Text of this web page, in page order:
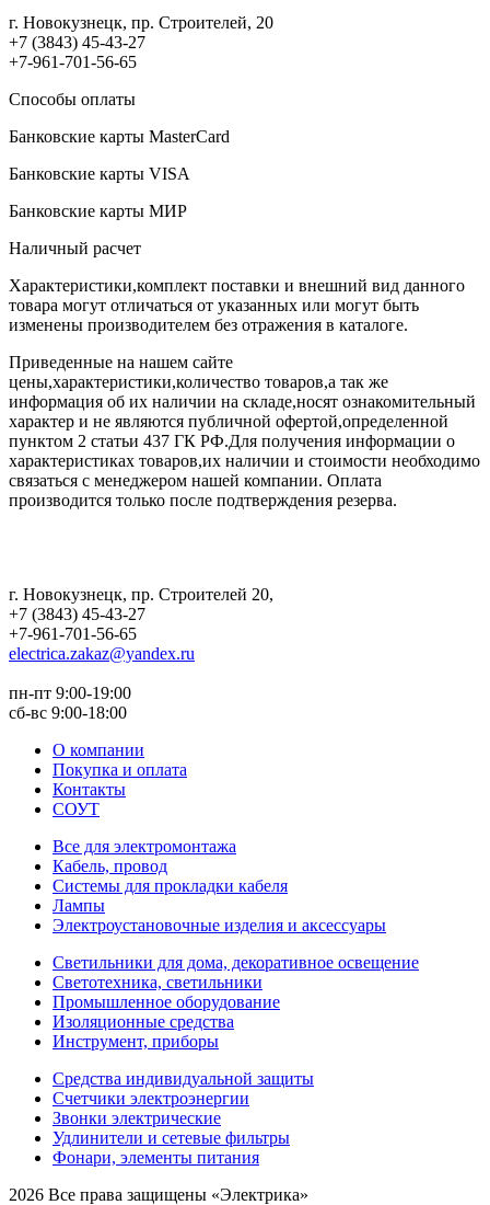
г. Новокузнецк, пр. Строителей, 20
+7 (3843) 45-43-27
+7-961-701-56-65
Способы оплаты
Банковские карты MasterCard
Банковские карты VISA
Банковские карты МИР
Наличный расчет
Характеристики,комплект поставки и внешний вид данного
товара могут отличаться от указанных или могут быть
изменены производителем без отражения в каталоге.
Приведенные на нашем сайте
цены,характеристики,количество товаров,а так же
информация об их наличии на складе,носят ознакомительный
характер и не являются публичной офертой,определенной
пунктом 2 статьи 437 ГК РФ.Для получения информации о
характеристиках товаров,их наличии и стоимости необходимо
связаться с менеджером нашей компании. Оплата
производится только после подтверждения резерва.
г. Новокузнецк, пр. Строителей 20,
+7 (3843) 45-43-27
+7-961-701-56-65
electrica.zakaz@yandex.ru
пн-пт 9:00-19:00
сб-вс 9:00-18:00
О компании
Покупка и оплата
Контакты
СОУТ
Все для электромонтажа
Кабель, провод
Системы для прокладки кабеля
Лампы
Электроустановочные изделия и аксессуары
Светильники для дома, декоративное освещение
Светотехника, светильники
Промышленное оборудование
Изоляционные средства
Инструмент, приборы
Средства индивидуальной защиты
Счетчики электроэнергии
Звонки электрические
Удлинители и сетевые фильтры
Фонари, элементы питания
2026 Все права защищены «Электрика»